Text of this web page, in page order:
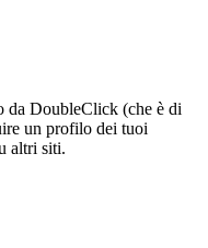
da DoubleClick (che è di
un profilo dei tuoi
altri siti.